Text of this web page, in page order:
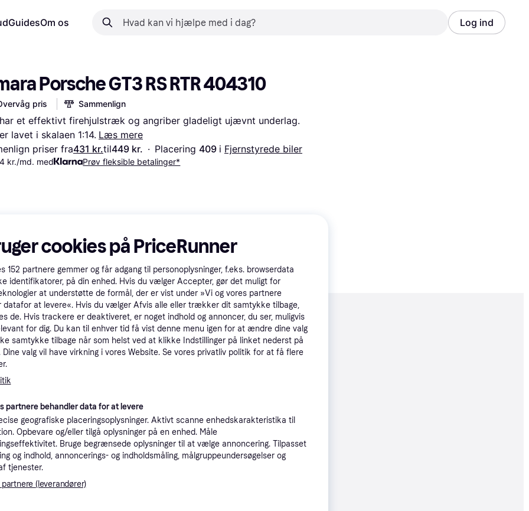
GuidesOm os Log ind
Porsche GT3 RS RTR 404310
pris Sammenlign
et effektivt firehjulstræk og angriber gladeligt ujævnt underlag.
lavet i skalaen 1:14. Læs mere
priser fra431 kr.til449 kr. · Placering 409 i Fjernstyrede biler
kr./md. med Prøv fleksible betalinger*
Promoveret
431 kr.
Laveste pris·39 kr. fragt,3 dage 431 kr.
Eller 144 kr./md.
cookies på PriceRunner
152 partnere gemmer og får adgang til personoplysninger, f.eks. browserdata
identifikatorer, på din enhed. Hvis du vælger Accepter, gør det muligt for
at understøtte de formål, der er vist under »Vi og vores partnere
datafor at levere«. Hvis du vælger Afvis alle eller trækker dit samtykke tilbage,
de. Hvis trackere er deaktiveret, er noget indhold og annoncer, du ser, muligvis
for dig. Du kan til enhver tid få vist denne menu igen for at ændre dine valg
samtykke tilbage når som helst ved at klikke Indstillinger på linket nederst på
Dine valg vil have virkning i vores Website. Se vores privatliv politik for at få flere
partnere behandler data for at levere
geografiske placeringsoplysninger. Aktivt scanne enhedskarakteristika til
Opbevare og/eller tilgå oplysninger på en enhed. Måle
Bruge begrænsede oplysninger til at vælge annoncering. Tilpasset
og indhold, annoncerings- og indholdsmåling, målgruppeundersøgelser og
tjenester.
(leverandører)